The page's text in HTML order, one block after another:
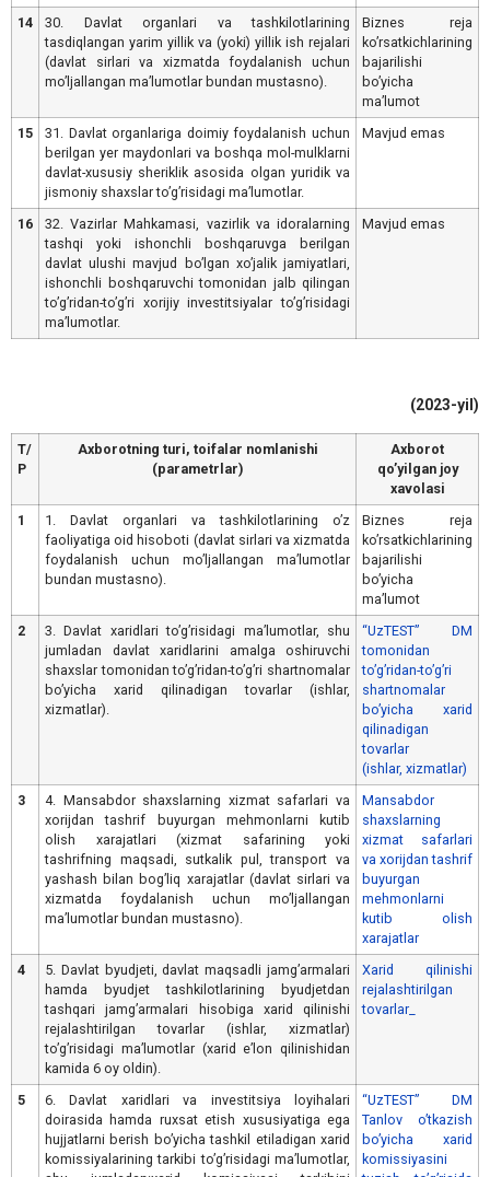
14
30. Davlat organlari va tashkilotlarining
tasdiqlangan yarim yillik va (yoki) yillik ish rejalari
(davlat sirlari va xizmatda foydalanish uchun
moʼljallangan maʼlumotlar bundan mustasno).
Biznes reja
koʼrsatkichlarining
bajarilishi
boʼyicha
maʼlumot
15
31. Davlat organlariga doimiy foydalanish uchun
berilgan yer maydonlari va boshqa mol-mulklarni
davlat-xususiy sheriklik asosida olgan yuridik va
jismoniy shaxslar toʼgʼrisidagi maʼlumotlar.
Mavjud emas
16
32. Vazirlar Mahkamasi, vazirlik va idoralarning
tashqi yoki ishonchli boshqaruvga berilgan
davlat ulushi mavjud boʼlgan xoʼjalik jamiyatlari,
ishonchli boshqaruvchi tomonidan jalb qilingan
toʼgʼridan-toʼgʼri xorijiy investitsiyalar toʼgʼrisidagi
maʼlumotlar.
Mavjud emas
(2023-yil)
T/
Р
Аxborotning turi, toifalar nomlanishi
(parametrlar)
Аxborot
qoʼyilgan joy
xavolasi
1
1. Davlat organlari va tashkilotlarining oʼz
faoliyatiga oid hisoboti (davlat sirlari va xizmatda
foydalanish uchun moʼljallangan maʼlumotlar
bundan mustasno).
Biznes reja
koʼrsatkichlarining
bajarilishi
boʼyicha
maʼlumot
2
3. Davlat xaridlari toʼgʼrisidagi maʼlumotlar, shu
jumladan davlat xaridlarini amalga oshiruvchi
shaxslar tomonidan toʼgʼridan-toʼgʼri shartnomalar
boʼyicha xarid qilinadigan tovarlar (ishlar,
xizmatlar).
“UzTEST” DM
tomonidan
toʼgʼridan-toʼgʼri
shartnomalar
boʼyicha xarid
qilinadigan
tovarlar
(ishlar, xizmatlar)
3
4. Mansabdor shaxslarning xizmat safarlari va
xorijdan tashrif buyurgan mehmonlarni kutib
olish xarajatlari (xizmat safarining yoki
tashrifning maqsadi, sutkalik pul, transport va
yashash bilan bogʼliq xarajatlar (davlat sirlari va
xizmatda foydalanish uchun moʼljallangan
maʼlumotlar bundan mustasno).
Mansabdor
shaxslarning
xizmat safarlari
va xorijdan tashrif
buyurgan
mehmonlarni
kutib olish
xarajatlar
4
5. Davlat byudjeti, davlat maqsadli jamgʼarmalari
hamda byudjet tashkilotlarining byudjetdan
tashqari jamgʼarmalari hisobiga xarid qilinishi
rejalashtirilgan tovarlar (ishlar, xizmatlar)
toʼgʼrisidagi maʼlumotlar (xarid eʼlon qilinishidan
kamida 6 oy oldin).
Xarid qilinishi
rejalashtirilgan
tovarlar_
5
6. Davlat xaridlari va investitsiya loyihalari
doirasida hamda ruxsat etish xususiyatiga ega
hujjatlarni berish boʼyicha tashkil etiladigan xarid
komissiyalarining tarkibi toʼgʼrisidagi maʼlumotlar,
“UzTEST” DM
Tanlov oʼtkazish
boʼyicha xarid
komissiyasini